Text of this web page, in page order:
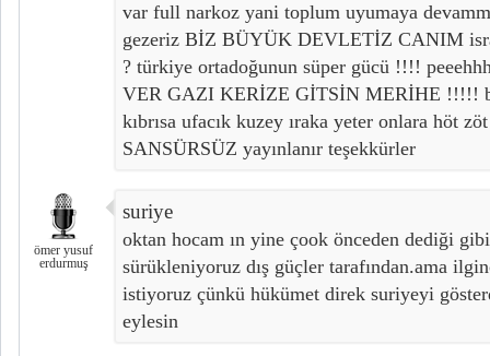
var full narkoz yani toplum uyumaya
gezeriz BİZ BÜYÜK DEVLETİZ CANIM
? türkiye ortadoğunun süper gücü !!!!
VER GAZI KERİZE GİTSİN MERİHE !!!!!
kıbrısa ufacık kuzey ıraka yeter onlara höt
SANSÜRSÜZ yayınlanır teşekkürler
ömer yusuf
erdurmuş
suriye
oktan hocam ın yine çook önceden dediği
sürükleniyoruz dış güçler tarafından.ama
istiyoruz çünkü hükümet direk suriyeyi
eylesin